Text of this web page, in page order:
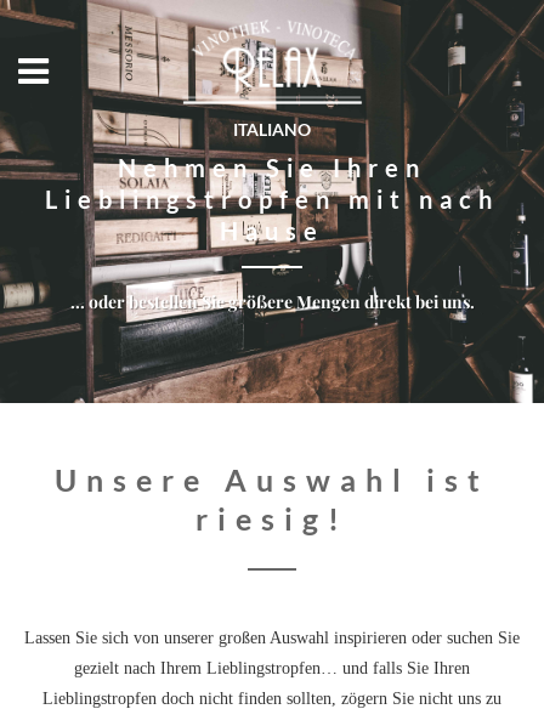
ITALIANO
Nehmen Sie Ihren
Lieblingstropfen mit nach
Hause
... oder bestellen Sie größere Mengen direkt bei uns.
Unsere Auswahl ist
riesig!
Lassen Sie sich von unserer großen Auswahl inspirieren oder suchen Sie
gezielt nach Ihrem Lieblingstropfen… und falls Sie Ihren
Lieblingstropfen doch nicht finden sollten, zögern Sie nicht uns zu